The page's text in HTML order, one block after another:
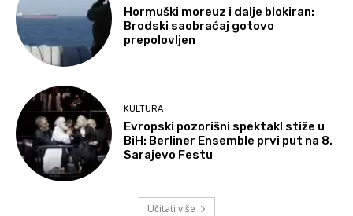
Hormuški moreuz i dalje blokiran:
Brodski saobraćaj gotovo
prepolovljen
KULTURA
Evropski pozorišni spektakl stiže u
BiH: Berliner Ensemble prvi put na 8.
Sarajevo Festu
Učitati više